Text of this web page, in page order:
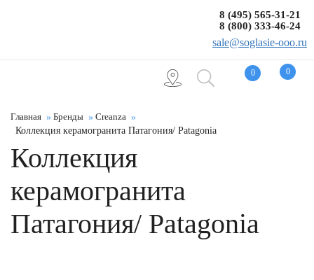
0 0
8 (495) 565-31-21
8 (800) 333-46-24
sale@soglasie-ooo.ru
Главная Бренды
Creanza
Коллекция керамогранита Патагония/ Patagonia
Коллекция
керамогранита
Патагония/ Patagonia